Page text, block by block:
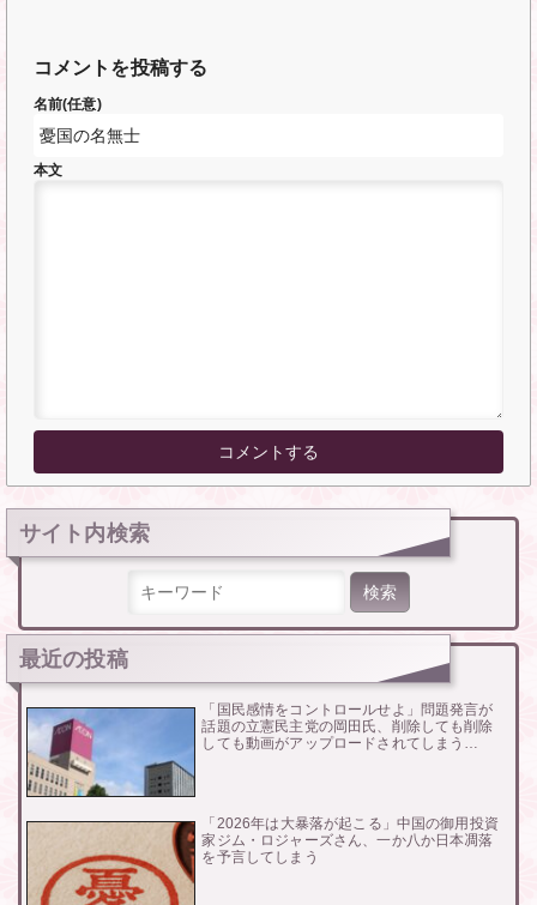
コメントを投稿する
名前(任意)
本文
サイト内検索
最近の投稿
「国民感情をコントロールせよ」問題発言が
話題の立憲民主党の岡田氏、削除しても削除
しても動画がアップロードされてしまう…
「2026年は大暴落が起こる」中国の御用投資
家ジム・ロジャーズさん、一か八か日本凋落
を予言してしまう